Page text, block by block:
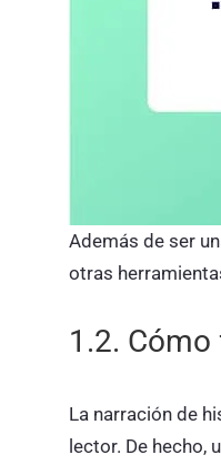
Además de ser
otras
1.2.
La narración de
lector. De hecho,